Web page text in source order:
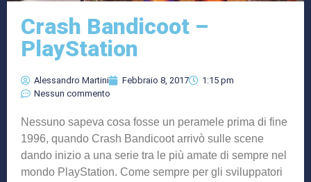
Crash Bandicoot –
PlayStation
Alessandro Martini Febbraio 8, 2017
1:15 pm
Nessun commento
Nessuno sapeva cosa fosse un peramele prima di fine
1996, quando Crash Bandicoot arrivò sulle scene
dando inizio a una serie tra le più amate di sempre nel
mondo PlayStation. Come sempre per gli sviluppatori